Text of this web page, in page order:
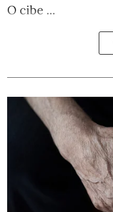
O cibe ...